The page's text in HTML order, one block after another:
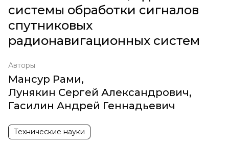
системы обработки сигналов
спутниковых
радионавигационных систем
Авторы
Мансур Рами,
Лунякин Сергей Александрович,
Гасилин Андрей Геннадьевич
Технические науки